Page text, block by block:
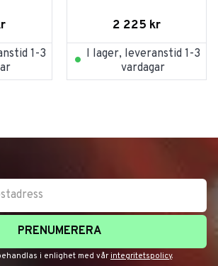
1-3
2 225 kr
I lager, leveranstid 1-3
vardagar
PRENUMERERA
i enlighet med vår integritetspolicy.